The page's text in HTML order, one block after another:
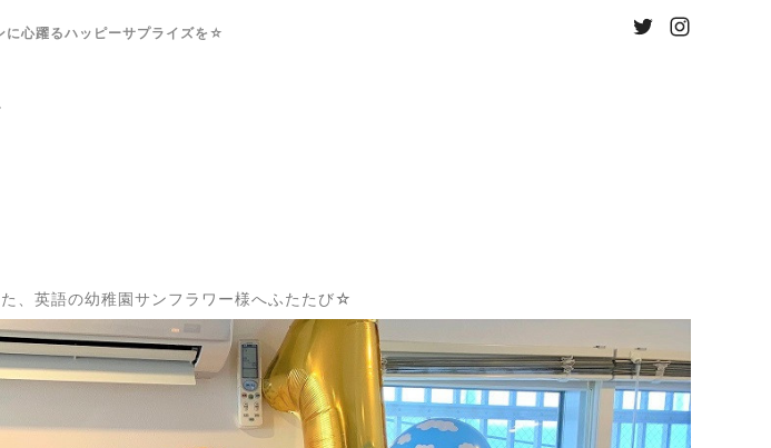
に心躍るハッピーサプライズを☆
、英語の幼稚園サンフラワー様へふたたび☆